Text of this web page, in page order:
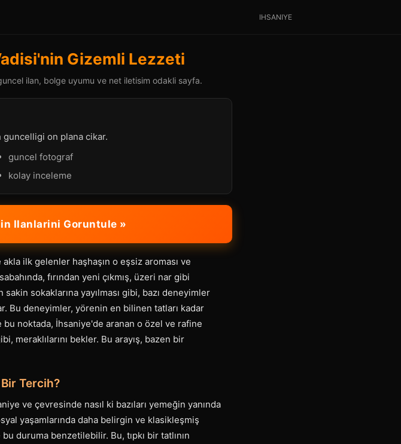
IHSANIYE
Gizemli Lezzeti
ilan, bolge uyumu ve net iletisim odakli sayfa.
on plana cikar.
guncel fotograf
kolay inceleme
Ilanlarini Goruntule »
ilk gelenler haşhaşın o eşsiz aroması ve
fırından yeni çıkmış, üzeri nar gibi
sokaklarına yayılması gibi, bazı deneyimler
Bu deneyimler, yörenin en bilinen tatları kadar
noktada, İhsaniye'de aranan o özel ve rafine
meraklılarını bekler. Bu arayış, bazen bir
Tercih?
ve çevresinde nasıl ki bazıları yemeğin yanında
yaşamlarında daha belirgin ve klasikleşmiş
duruma benzetilebilir. Bu, tıpkı bir tatlının